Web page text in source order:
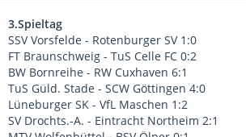
3.Spieltag
SSV Vorsfelde - Rotenburger SV 1:0
FT Braunschweig - TuS Celle FC 0:2
BW Bornreihe - RW Cuxhaven 6:1
TuS Güld. Stade - SCW Göttingen 4:0
Lüneburger SK - VfL Maschen 1:2
SV Drochts.-A. - Eintracht Northeim 2:1